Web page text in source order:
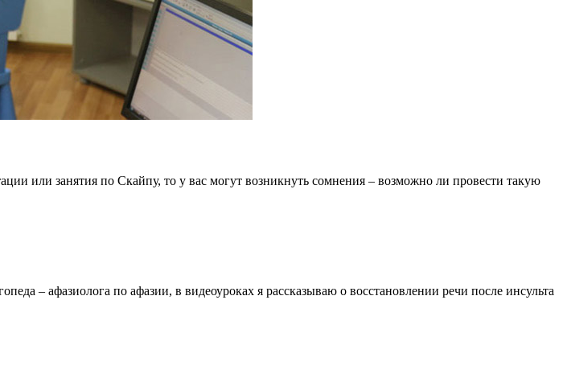
или занятия по Скайпу, то у вас могут возникнуть сомнения – возможно ли провести такую
– афазиолога по афазии, в видеоуроках я рассказываю о восстановлении речи после инсульта